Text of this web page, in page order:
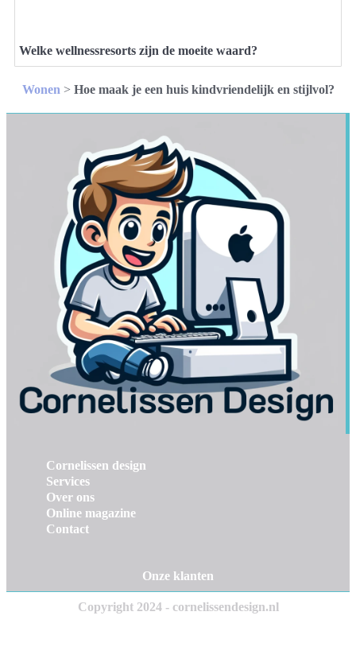
Welke wellnessresorts zijn de moeite waard?
Wonen > Hoe maak je een huis kindvriendelijk en stijlvol?
Cornelissen design
Services
Over ons
Online magazine
Contact
Onze klanten
Copyright 2024 - cornelissendesign.nl